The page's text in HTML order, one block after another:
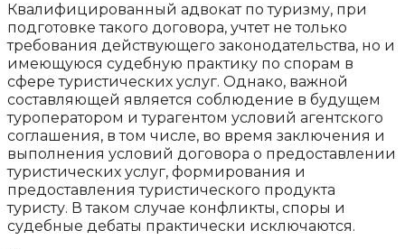
Квалифицированный адвокат по туризму, при
подготовке такого договора, учтет не только
требования действующего законодательства, но и
имеющуюся судебную практику по спорам в
сфере туристических услуг. Однако, важной
составляющей является соблюдение в будущем
туроператором и турагентом условий агентского
соглашения, в том числе, во время заключения и
выполнения условий договора о предоставлении
туристических услуг, формирования и
предоставления туристического продукта
туристу. В таком случае конфликты, споры и
судебные дебаты практически исключаются.